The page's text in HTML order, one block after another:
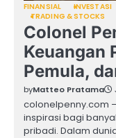
FINANSIAL INVESTASI
TRADING & STOCKS
Colonel
Keuangan
Pemula,
byMatteo Pratama
colonelpenny.com
inspirasi bagi
pribadi. Dalam